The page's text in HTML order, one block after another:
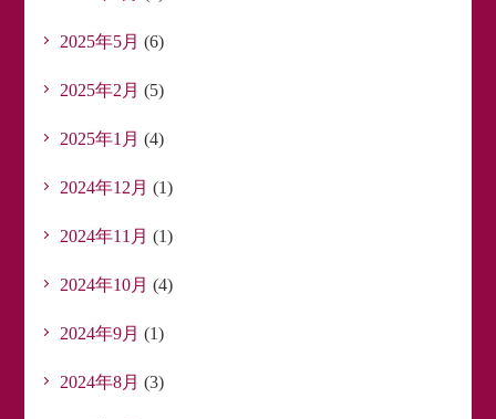
2025年5月 (6)
2025年2月 (5)
2025年1月 (4)
2024年12月 (1)
2024年11月 (1)
2024年10月 (4)
2024年9月 (1)
2024年8月 (3)